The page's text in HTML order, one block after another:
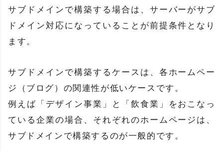
サブドメインで構築する場合は、サーバーがサブ
ドメイン対応になっていることが前提条件となり
ます。
サブドメインで構築するケースは、各ホームペー
ジ（ブログ）の関連性が低いケースです。
例えば「デザイン事業」と「飲食業」をおこなっ
ている企業の場合、それぞれのホームページは、
サブドメインで構築するのが一般的です。